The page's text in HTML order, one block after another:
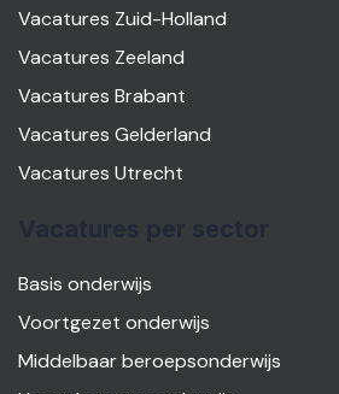
Vacatures Zuid-Holland
Vacatures Zeeland
Vacatures Brabant
Vacatures Gelderland
Vacatures Utrecht
Basis onderwijs
Voortgezet onderwijs
Middelbaar beroepsonderwijs